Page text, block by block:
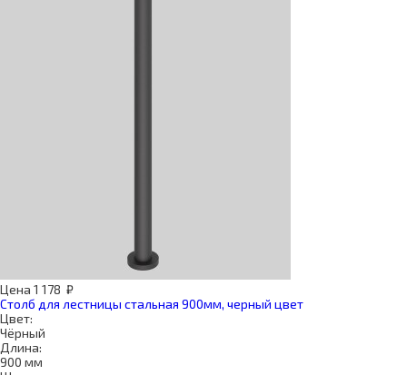
Цена 1 178 ₽
Столб для лестницы стальная 900мм, черный цвет
Цвет:
Чёрный
Длина:
900 мм